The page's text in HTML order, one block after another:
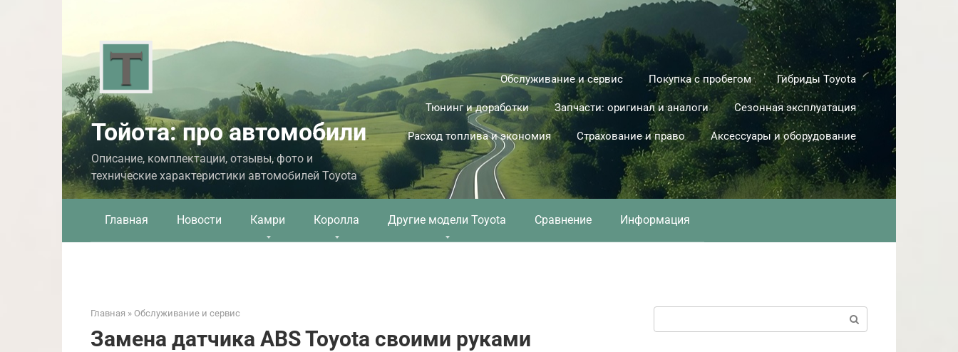
Тойота: про автомобили
Описание, комплектации, отзывы, фото и
технические характеристики автомобилей Toyota
Обслуживание и сервис Покупка с пробегом Гибриды Toyota
Тюнинг и доработки Запчасти: оригинал и аналоги Сезонная эксплуатация
Расход топлива и экономия Страхование и право Аксессуары и оборудование
Главная Новости Камри Королла Другие модели Toyota Сравнение Информация
Главная » Обслуживание и сервис
Замена датчика ABS Toyota своими руками